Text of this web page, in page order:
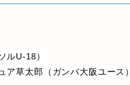
ルU-18）
ア草太郎（ガンバ大阪ユース）